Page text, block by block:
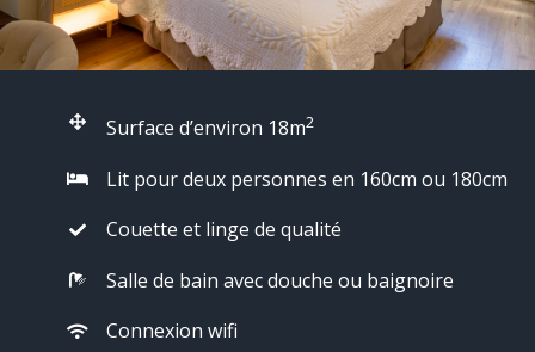
Surface d’environ 18m2
Lit pour deux personnes en 160cm ou 180cm
Couette et linge de qualité
Salle de bain avec douche ou baignoire
Connexion wifi